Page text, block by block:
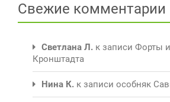
Свежие комментарии
Светлана Л. к записи Форты
Кронштадта
Нина К. к записи особняк